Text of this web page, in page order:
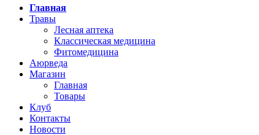
Главная
Травы
Лесная аптека
Классическая медицина
Фитомедицина
Аюрведа
Магазин
Главная
Товары
Клуб
Контакты
Новости